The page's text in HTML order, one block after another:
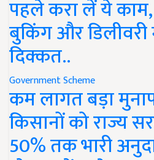
पहले करा लें ये
बुकिंग और
दिक्कत..
Government Scheme
कम लागत बड़ा
किसानों को राज्य
50% तक भारी